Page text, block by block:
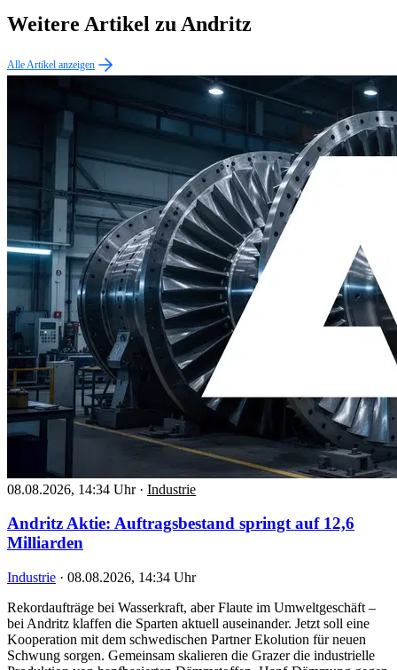
Weitere Artikel zu Andritz
Alle Artikel anzeigen
08.08.2026, 14:34 Uhr · Industrie
Andritz Aktie: Auftragsbestand springt auf 12,6
Milliarden
Industrie · 08.08.2026, 14:34 Uhr
Rekordaufträge bei Wasserkraft, aber Flaute im Umweltgeschäft –
bei Andritz klaffen die Sparten aktuell auseinander. Jetzt soll eine
Kooperation mit dem schwedischen Partner Ekolution für neuen
Schwung sorgen. Gemeinsam skalieren die Grazer die industrielle